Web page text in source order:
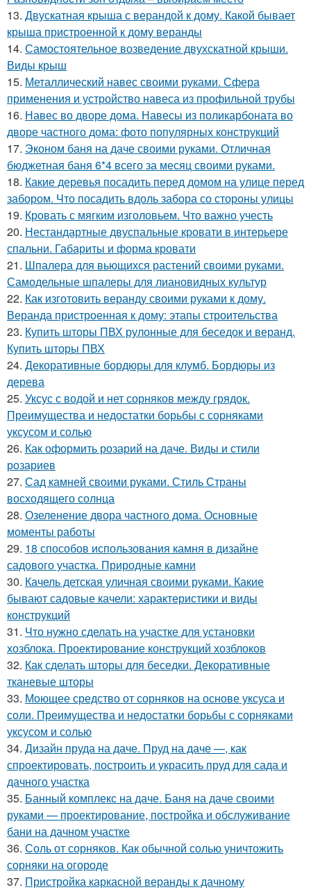
13. Двускатная крыша с верандой к дому. Какой бывает
крыша пристроенной к дому веранды
14. Самостоятельное возведение двухскатной крыши.
Виды крыш
15. Металлический навес своими руками. Сфера
применения и устройство навеса из профильной трубы
16. Навес во дворе дома. Навесы из поликарбоната во
дворе частного дома: фото популярных конструкций
17. Эконом баня на даче своими руками. Отличная
бюджетная баня 6*4 всего за месяц своими руками.
18. Какие деревья посадить перед домом на улице перед
забором. Что посадить вдоль забора со стороны улицы
19. Кровать с мягким изголовьем. Что важно учесть
20. Нестандартные двуспальные кровати в интерьере
спальни. Габариты и форма кровати
21. Шпалера для вьющихся растений своими руками.
Самодельные шпалеры для лиановидных культур
22. Как изготовить веранду своими руками к дому.
Веранда пристроенная к дому: этапы строительства
23. Купить шторы ПВХ рулонные для беседок и веранд.
Купить шторы ПВХ
24. Декоративные бордюры для клумб. Бордюры из
дерева
25. Уксус с водой и нет сорняков между грядок.
Преимущества и недостатки борьбы с сорняками
уксусом и солью
26. Как оформить розарий на даче. Виды и стили
розариев
27. Сад камней своими руками. Стиль Страны
восходящего солнца
28. Озеленение двора частного дома. Основные
моменты работы
29. 18 способов использования камня в дизайне
садового участка. Природные камни
30. Качель детская уличная своими руками. Какие
бывают садовые качели: характеристики и виды
конструкций
31. Что нужно сделать на участке для установки
хозблока. Проектирование конструкций хозблоков
32. Как сделать шторы для беседки. Декоративные
тканевые шторы
33. Моющее средство от сорняков на основе уксуса и
соли. Преимущества и недостатки борьбы с сорняками
уксусом и солью
34. Дизайн пруда на даче. Пруд на даче —, как
спроектировать, построить и украсить пруд для сада и
дачного участка
35. Банный комплекс на даче. Баня на даче своими
руками — проектирование, постройка и обслуживание
бани на дачном участке
36. Соль от сорняков. Как обычной солью уничтожить
сорняки на огороде
37. Пристройка каркасной веранды к дачному